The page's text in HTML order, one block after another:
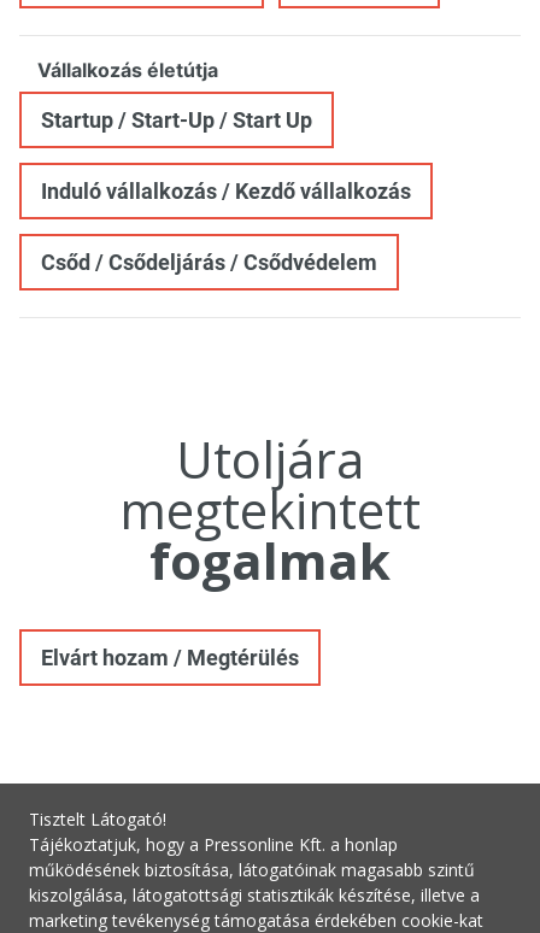
Vállalkozás életútja
Startup / Start-Up / Start Up
Induló vállalkozás / Kezdő vállalkozás
Csőd / Csődeljárás / Csődvédelem
Utoljára
megtekintett
fogalmak
Elvárt hozam / Megtérülés
Tisztelt Látogató!
Tájékoztatjuk, hogy a Pressonline Kft. a honlap
működésének biztosítása, látogatóinak magasabb szintű
kiszolgálása, látogatottsági statisztikák készítése, illetve a
marketing tevékenység támogatása érdekében cookie-kat